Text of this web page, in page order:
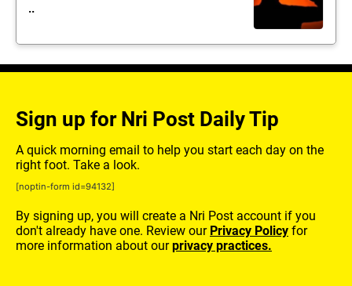
..
Sign up for Nri Post Daily Tip
A quick morning email to help you start each day on the
right foot. Take a look.
[noptin-form id=94132]
By signing up, you will create a Nri Post account if you
don't already have one. Review our Privacy Policy for
more information about ourprivacy practices.